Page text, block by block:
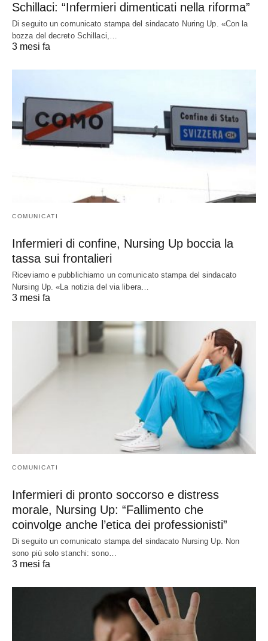
Schillaci: “Infermieri dimenticati nella riforma”
Di seguito un comunicato stampa del sindacato Nuring Up. «Con la
bozza del decreto Schillaci,…
3 mesi fa
COMUNICATI
Infermieri di confine, Nursing Up boccia la
tassa sui frontalieri
Riceviamo e pubblichiamo un comunicato stampa del sindacato
Nursing Up. «La notizia del via libera…
3 mesi fa
COMUNICATI
Infermieri di pronto soccorso e distress
morale, Nursing Up: “Fallimento che
coinvolge anche l’etica dei professionisti”
Di seguito un comunicato stampa del sindacato Nursing Up. Non
sono più solo stanchi: sono…
3 mesi fa